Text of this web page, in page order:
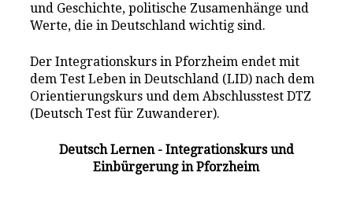
und Geschichte, politische Zusamenhänge und
Werte, die in Deutschland wichtig sind.
Der Integrationskurs in Pforzheim endet mit
dem Test Leben in Deutschland (LID) nach dem
Orientierungskurs und dem Abschlusstest DTZ
(Deutsch Test für Zuwanderer).
Deutsch Lernen - Integrationskurs und
Einbürgerung in Pforzheim